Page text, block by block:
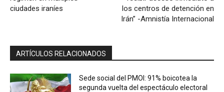
ciudades iraníes
los centros de detención en
Irán” -Amnistía Internacional
ARTÍCULOS RELACIONADOS
Sede social del PMOI: 91% boicotea la
segunda vuelta del espectáculo electoral